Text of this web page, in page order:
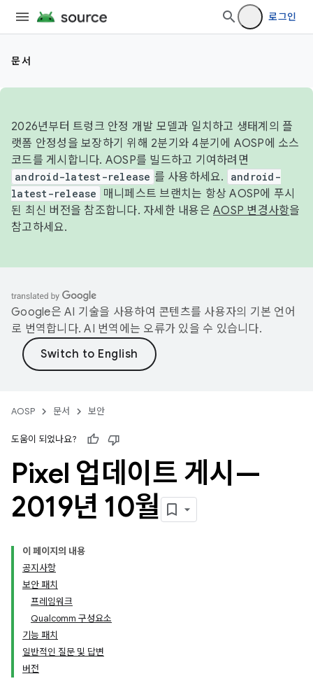
로그인
문서
2026년부터 트렁크 안정 개발 모델과 일치하고 생태계의 플
랫폼 안정성을 보장하기 위해 2분기와 4분기에 AOSP에 소스
코드를 게시합니다. AOSP를 빌드하고 기여하려면
android-latest-release 를 사용하세요.
android-
latest-release
매니페스트 브랜치는 항상 AOSP에 푸시
된 최신 버전을 참조합니다. 자세한 내용은 AOSP 변경사항을
참고하세요.
Google은 AI 기술을 사용하여 콘텐츠를 사용자의 기본 언어
로 번역합니다. AI 번역에는 오류가 있을 수 있습니다.
AOSP 문서 보안
도움이 되었나요?
Pixel 업데이트 게시—
2019년 10월
이 페이지의 내용
공지사항
보안 패치
프레임워크
Qualcomm 구성요소
기능 패치
일반적인 질문 및 답변
버전